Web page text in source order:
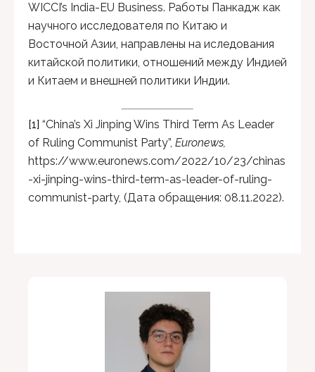
WICCI’s India-EU Business. Работы Панкадж как
научного исследователя по Китаю и
Восточной Азии, направлены на иследования
китайской политики, отношений между Индией
и Китаем и внешней политики Индии.
[1] “China’s Xi Jinping Wins Third Term As Leader
of Ruling Communist Party”, Euronews,
https://www.euronews.com/2022/10/23/chinas
-xi-jinping-wins-third-term-as-leader-of-ruling-
communist-party, (Дата обращения: 08.11.2022).